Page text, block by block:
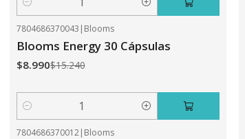
Cantidad
7804686370043 | Blooms
Blooms Energy 30 Cápsulas
$8.990$15.240
Cantidad
7804686370012| Blooms